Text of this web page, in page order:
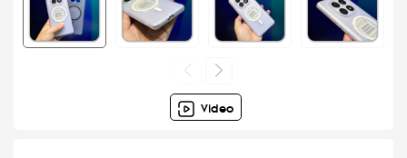
Video